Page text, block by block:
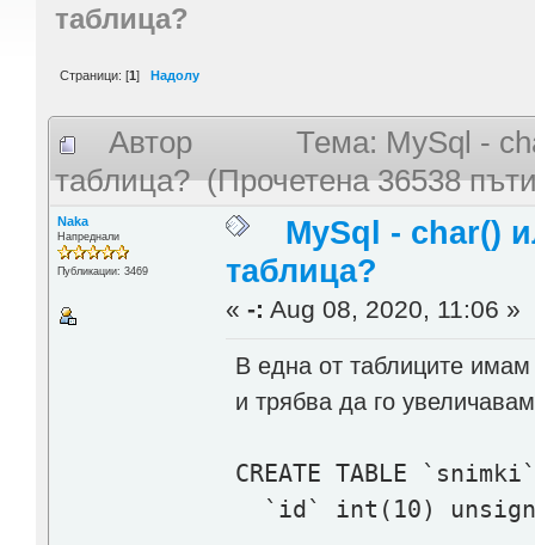
таблица?
Страници: [1] Надолу
Автор
Тема: MySql -
таблица? (Прочетена 36538
Naka
Напреднали
Публикации: 3469
MySql - char()
таблица?
«-: Aug 08, 2020, 11:06 »
В една от таблиците
и трябва да го
CREATE TABLE
`id` int(10)